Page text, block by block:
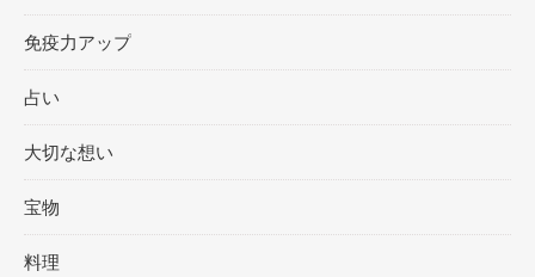
免疫力アップ
占い
大切な想い
宝物
料理